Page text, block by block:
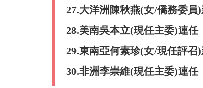
27.大洋洲陳秋燕(女/僑務委員
28.美南吳本立(現任主委)連任
29.東南亞何素珍(女/現任評召
30.非洲李崇維(現任主委)連任